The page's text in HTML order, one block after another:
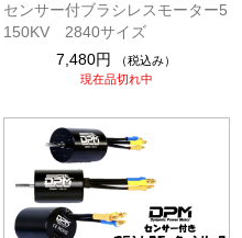
センサー付ブラシレスモーター5
150KV 2840サイズ
7,480円
（税込み）
現在品切れ中